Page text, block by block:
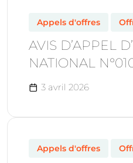
Appels d'offres
AVIS D’APPEL
NATIONAL
3 avril 2026
Appels d'offres